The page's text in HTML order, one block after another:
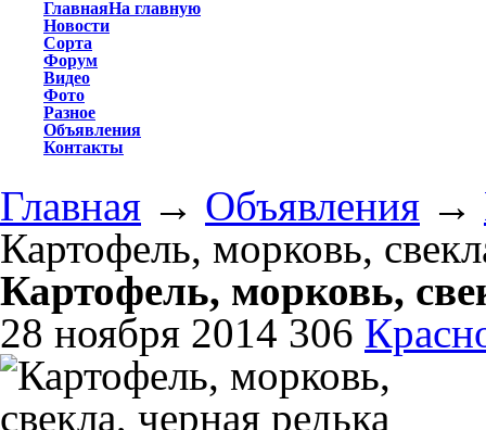
ГлавнаяНа главную
Новости
Сорта
Форум
Видео
Фото
Разное
Объявления
Контакты
Главная → Объявления →
Картофель, морковь,
Картофель, морковь,
28 ноября 2014 306